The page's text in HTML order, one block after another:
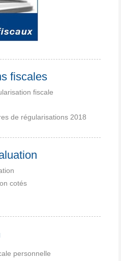
fiscales
fiscale
de régularisations 2018
cotés
personnelle